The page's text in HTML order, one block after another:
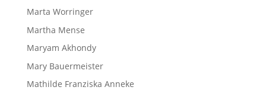
Marta Worringer
Martha Mense
Maryam Akhondy
Mary Bauermeister
Mathilde Franziska Anneke